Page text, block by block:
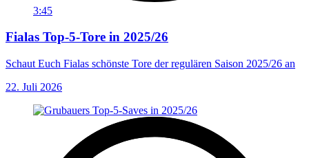
3:45
Fialas Top-5-Tore in 2025/26
Schaut Euch Fialas schönste Tore der regulären Saison 2025/26 an
22. Juli 2026